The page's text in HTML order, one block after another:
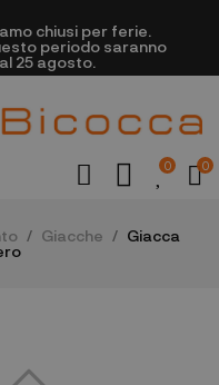
chiusi per ferie.
periodo saranno
25 agosto.
0 0
Giacche
Giacca